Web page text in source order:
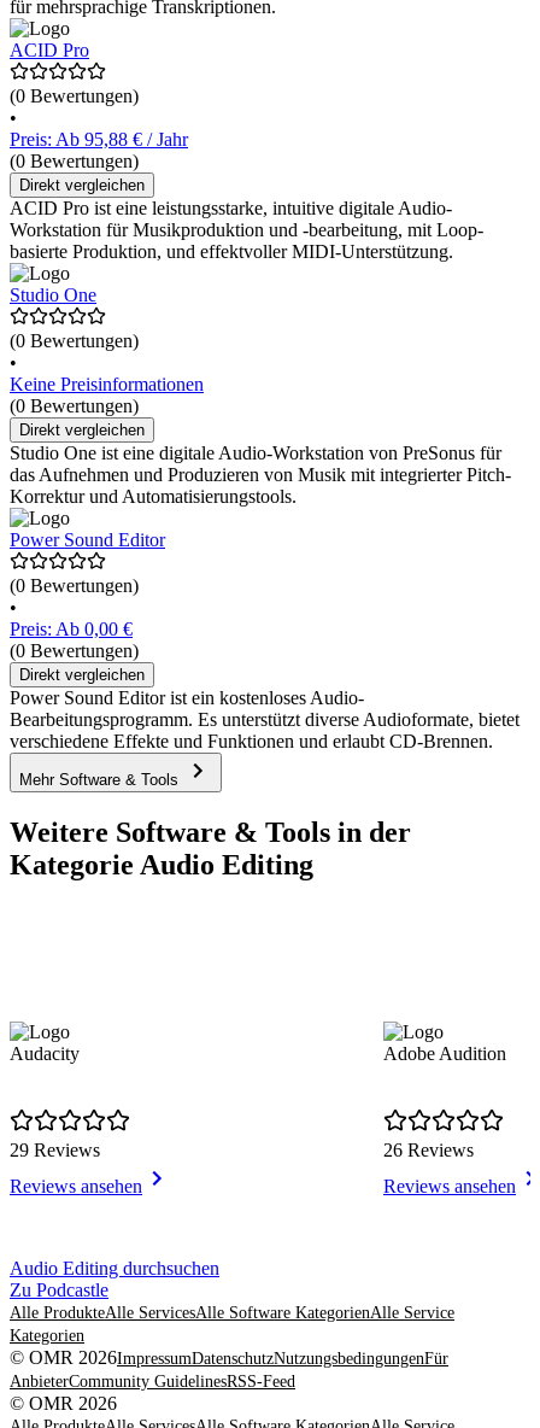
für mehrsprachige Transkriptionen.
ACID Pro
(0 Bewertungen)
•
Preis: Ab 95,88 € / Jahr
(0 Bewertungen)
Direkt vergleichen
ACID Pro ist eine leistungsstarke, intuitive digitale Audio-
Workstation für Musikproduktion und -bearbeitung, mit Loop-
basierte Produktion, und effektvoller MIDI-Unterstützung.
Studio One
(0 Bewertungen)
•
Keine Preisinformationen
(0 Bewertungen)
Direkt vergleichen
Studio One ist eine digitale Audio-Workstation von PreSonus für
das Aufnehmen und Produzieren von Musik mit integrierter Pitch-
Korrektur und Automatisierungstools.
Power Sound Editor
(0 Bewertungen)
•
Preis: Ab 0,00 €
(0 Bewertungen)
Direkt vergleichen
Power Sound Editor ist ein kostenloses Audio-
Bearbeitungsprogramm. Es unterstützt diverse Audioformate, bietet
verschiedene Effekte und Funktionen und erlaubt CD-Brennen.
Mehr Software & Tools
Weitere Software & Tools in der
Kategorie Audio Editing
Audacity
29 Reviews
Reviews ansehen
Adobe Audition
26 Reviews
Reviews ansehen
Item
1
of
8
Audio Editing durchsuchen
Zu Podcastle
Alle ProdukteAlle ServicesAlle Software KategorienAlle Service
Kategorien
© OMR 2026ImpressumDatenschutzNutzungsbedingungenFür
AnbieterCommunity GuidelinesRSS-Feed
© OMR 2026